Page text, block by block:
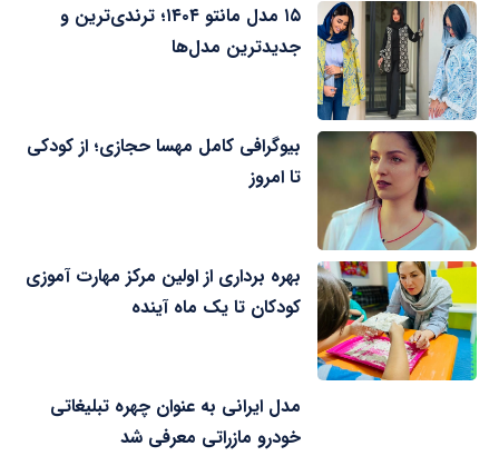
۱۵ مدل مانتو ۱۴۰۴؛ ترندی‌ترین و
جدیدترین مدل‌ها
بیوگرافی کامل مهسا حجازی؛ از کودکی
تا امروز
بهره برداری از اولین مرکز مهارت آموزی
کودکان تا یک ماه آینده
مدل ایرانی به عنوان چهره تبلیغاتی
خودرو مازراتی معرفی شد